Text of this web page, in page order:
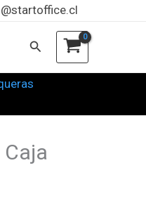
Buscar